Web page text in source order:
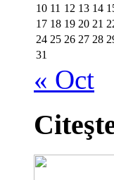
10 11 12 13 14
17 18 19 20 21
24 25 26 27 28
31
« Oct